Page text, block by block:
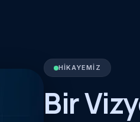
HIKAYEMIZ
Bir